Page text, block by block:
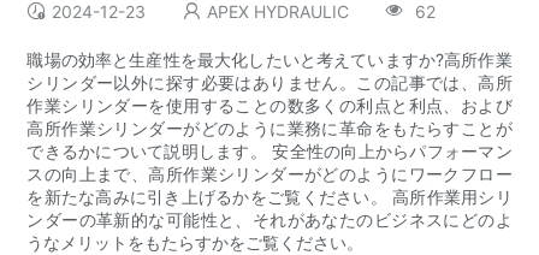
2024-12-23 APEX HYDRAULIC 62
職場の効率と生産性を最大化したいと考えていますか?高所作業
シリンダー以外に探す必要はありません。この記事では、高所
作業シリンダーを使用することの数多くの利点と利点、および
高所作業シリンダーがどのように業務に革命をもたらすことが
できるかについて説明します。 安全性の向上からパフォーマン
スの向上まで、高所作業シリンダーがどのようにワークフロー
を新たな高みに引き上げるかをご覧ください。 高所作業用シリ
ンダーの革新的な可能性と、それがあなたのビジネスにどのよ
うなメリットをもたらすかをご覧ください。